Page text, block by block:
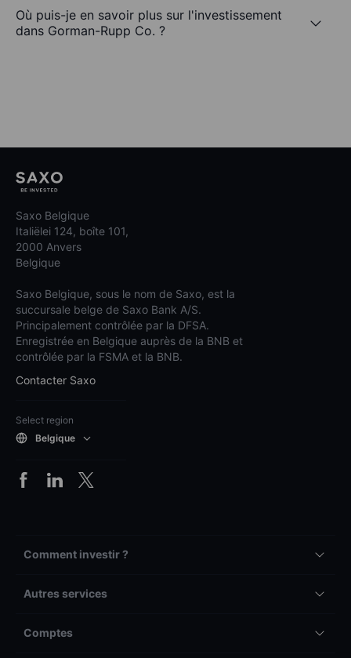
Où puis-je en savoir plus sur l'investissement
dans Gorman-Rupp Co. ?
Saxo Belgique
Italiëlei 124, boîte 101,
2000 Anvers
Belgique
Saxo Belgique, sous le nom de Saxo, est la
succursale belge de Saxo Bank A/S.
Principalement contrôlée par la DFSA.
Enregistrée en Belgique auprès de la BNB et
contrôlée par la FSMA et la BNB.
Contacter Saxo
Select region
Belgique
Comment investir ?
Autres services
Comptes